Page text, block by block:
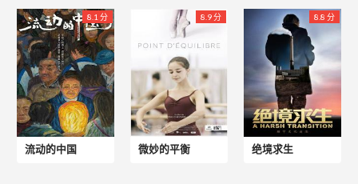
8.1 分
流动的中国
8.9 分
微妙的平衡
8.8 分
绝境求生